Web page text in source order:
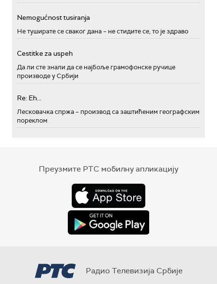
Nemogućnost tusiranja
Не туширате се сваког дана – не стидите се, то је здраво
Cestitke za uspeh
Да ли сте знали да се најбоље грамофонске ручице
производе у Србији
Re: Eh...
Лесковачка спржа – производ са заштићеним географским
пореклом
Преузмите РТС мобилну апликацију
Радио Телевизија Србије